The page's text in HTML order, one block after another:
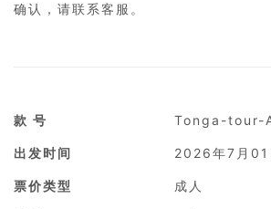
确认，请联系客服。
款 号 Tonga-tour-
出发时间 2026年7月
票价类型 成人